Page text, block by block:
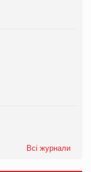
Всі журнали